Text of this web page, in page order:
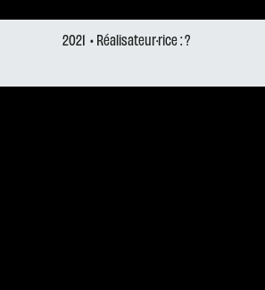
2021 • Réalisateur·rice : ?